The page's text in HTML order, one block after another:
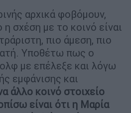
αρχικά φοβόμουν,
σχέση με το κοινό είναι
πιο άμεση, πιο
Υποθέτω πως ο
με επέλεξε και λόγω
εμφάνισης και
άλλο κοινό στοιχείο
είναι ότι η Μαρία